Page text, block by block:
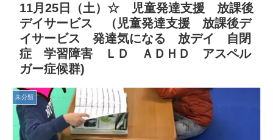
11月25日（土）☆ 児童発達支援 放課後
デイサービス （児童発達支援 放課後デ
イサービス 発達気になる 放デイ 自閉
症 学習障害 ＬＤ ＡＤＨＤ アスペル
ガー症候群)
未分類